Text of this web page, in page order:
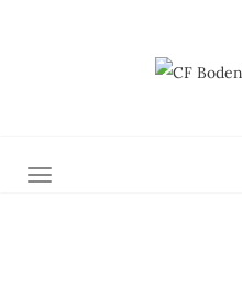
NAVIGATION UMSCHALTEN